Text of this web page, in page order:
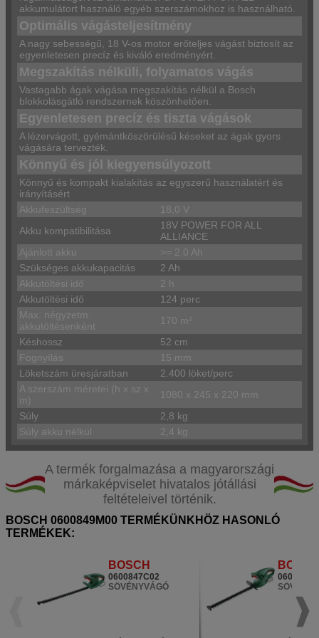
akkumulátort használó egyéb szerszámokhoz is használható.
Optimális vágásteljesítmény
A nagy sebességű, 18 V-os motor erőteljes vágást biztosít az
egyenletesen precíz és kiváló eredményért.
Megszakítás nélküli, folyamatos vágás
Vastagabb ágak vágása megszakítás nélkül a Bosch
blokkolásgátló rendszernek köszönhetően.
Egyenletesen precíz és tiszta vágások
A lézervágott, gyémántköszörülésű késeket az ágak gyors
vágására tervezték.
Könnyű és jól kiegyensúlyozott
Könnyű és kompakt kialakítás az egyszerű használatért és
irányításért
Akkufeszültség
18,0 V
Akku kompatibilitása
18V POWER FOR ALL
ALLIANCE
Ajánlott akku
>= 2,0 Ah
Szükséges akkukapacitás
2 Ah
Akkutöltési idő
2 h
Akkutöltési idő
124 perc
Max. négyzetm.
akkutöltésenként
170 m²
Késhossz
52 cm
Fognyílás
15 mm
Löketszám üresjáratban
2.400 löket/perc
A szerszám méretei (h x sz x
m)
1080 x 245 x 220 mm
Súly
2,8 kg
Súly akku nélkül
2,4 kg
A termék forgalmazása a magyarországi
márkaképviselet hivatalos jótállási
feltételeivel történik.
BOSCH 0600849M00 TERMÉKÜNKHÖZ HASONLÓ
TERMÉKEK:
BOSCH
0600847C02
SÖVÉNYVÁGÓ
BOSCH